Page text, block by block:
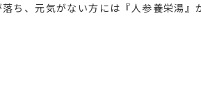
ち、元気がない方には『人参養栄湯』